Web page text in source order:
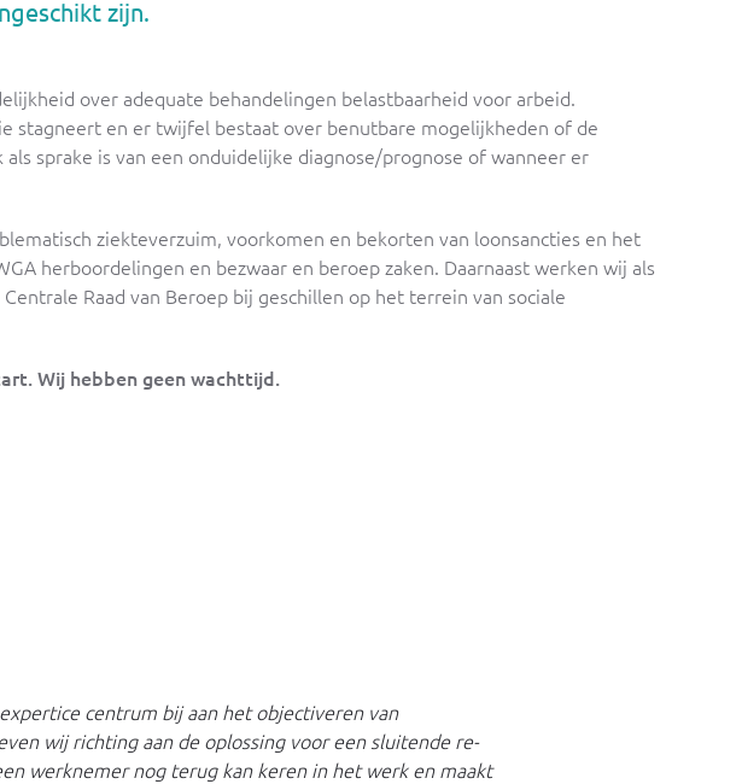
zijn.
over adequate behandelingen belastbaarheid voor arbeid.
stagneert en er twijfel bestaat over benutbare mogelijkheden of de
sprake is van een onduidelijke diagnose/prognose of wanneer er
ziekteverzuim, voorkomen en bekorten van loonsancties en het
herboordelingen en bezwaar en beroep zaken. Daarnaast werken wij als
Raad van Beroep bij geschillen op het terrein van sociale
Wij hebben geen wachttijd.
centrum bij aan het objectiveren van
wij richting aan de oplossing voor een sluitende re-
werknemer nog terug kan keren in het werk en maakt